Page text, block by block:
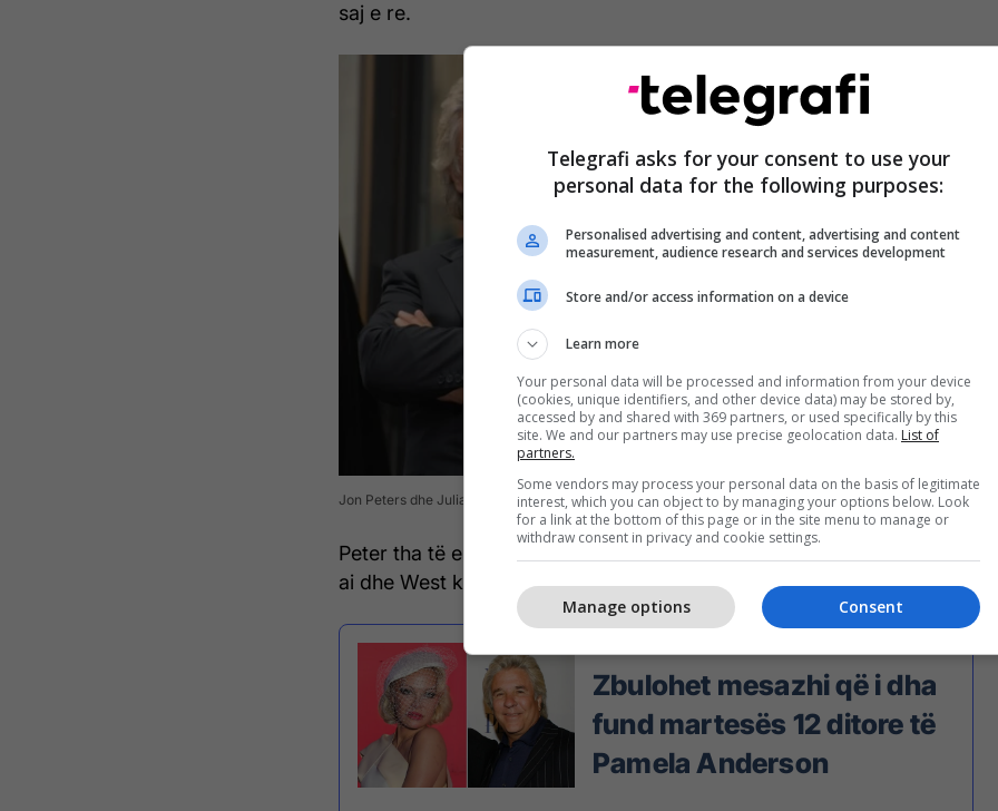
saj e re.
Jon Peters dhe Julia Faye West (Foto: Getty Images/Guliver)
Peter tha të enjten se megjithë martesën dhe ndarjen e tij të shpejtë,
ai dhe West kanë 'lidhje të mirë'.
Zbulohet mesazhi që i dha
fund martesës 12 ditore të
Pamela Anderson
Telegrafi asks for your consent to use your
personal data for the following purposes:
Personalised advertising and content, advertising and content
measurement, audience research and services development
Store and/or access information on a device
Learn more
Your personal data will be processed and information from your device
(cookies, unique identifiers, and other device data) may be stored by,
accessed by and shared with 369 partners, or used specifically by this
site. We and our partners may use precise geolocation data. List of
partners.
Some vendors may process your personal data on the basis of legitimate
interest, which you can object to by managing your options below. Look
for a link at the bottom of this page or in the site menu to manage or
withdraw consent in privacy and cookie settings.
Consent
Manage options